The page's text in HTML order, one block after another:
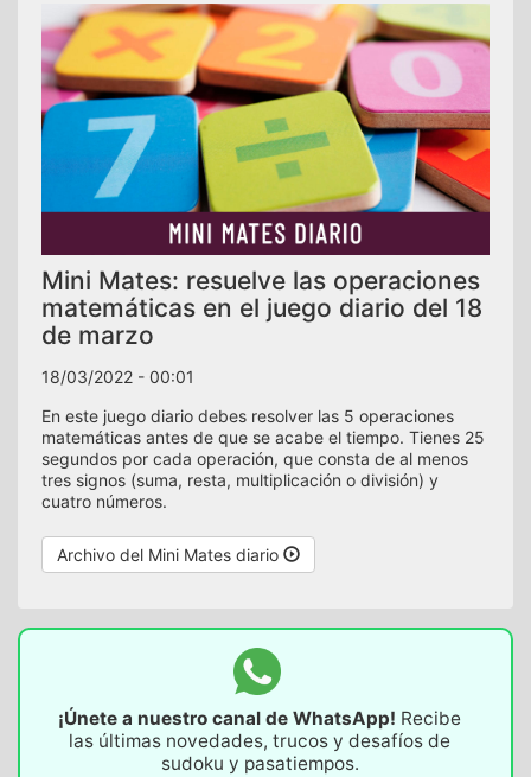
Mini Mates: resuelve las operaciones
matemáticas en el juego diario del 18
de marzo
18/03/2022 - 00:01
En este juego diario debes resolver las 5 operaciones
matemáticas antes de que se acabe el tiempo. Tienes 25
segundos por cada operación, que consta de al menos
tres signos (suma, resta, multiplicación o división) y
cuatro números.
Archivo del Mini Mates diario
¡Únete a nuestro canal de WhatsApp! Recibe
las últimas novedades, trucos y desafíos de
sudoku y pasatiempos.